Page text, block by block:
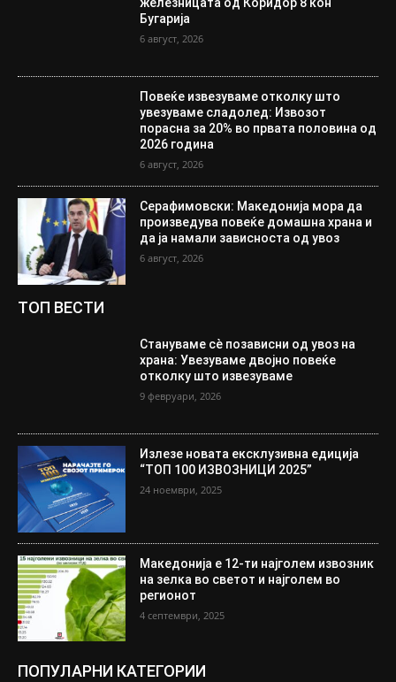
Бугарија
6 август, 2026
Повеќе извезуваме отколку што
увезуваме сладолед: Извозот
порасна за 20% во првата половина од
2026 година
6 август, 2026
Серафимовски: Македонија мора да
произведува повеќе домашна храна и
да ја намали зависноста од увоз
6 август, 2026
ТОП ВЕСТИ
Стануваме сè позависни од увоз на
храна: Увезуваме двојно повеќе
отколку што извезуваме
9 февруари, 2026
Излезе новата ексклузивна едиција
“ТОП 100 ИЗВОЗНИЦИ 2025”
24 ноември, 2025
Македонија е 12-ти најголем извозник
на зелка во светот и најголем во
регионот
4 септември, 2025
ПОПУЛАРНИ КАТЕГОРИИ